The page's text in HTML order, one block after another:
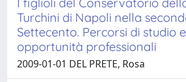
Turchini di Napoli nella
Settecento. Percorsi di studio e
opportunità professionali
2009-01-01 DEL PRETE, Rosa